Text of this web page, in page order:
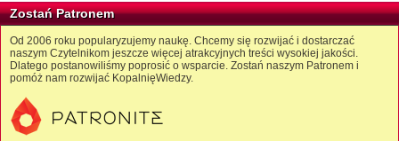
Zostań Patronem
Od 2006 roku popularyzujemy naukę. Chcemy się rozwijać i dostarczać
naszym Czytelnikom jeszcze więcej atrakcyjnych treści wysokiej jakości.
Dlatego postanowiliśmy poprosić o wsparcie. Zostań naszym Patronem i
pomóż nam rozwijać KopalnięWiedzy.